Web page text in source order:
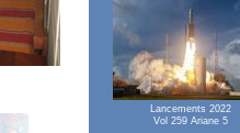
Lancements 2022
Vol 259 Ariane 5